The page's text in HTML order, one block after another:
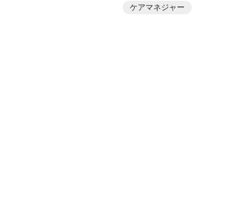
ケアマネジャー